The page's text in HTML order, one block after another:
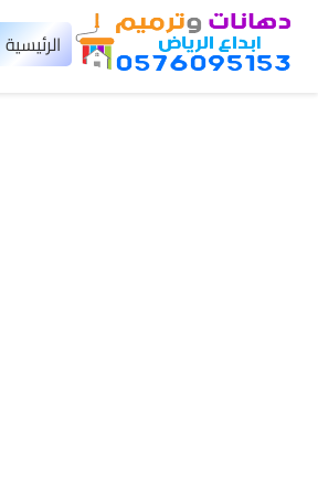
الرئيسية ×